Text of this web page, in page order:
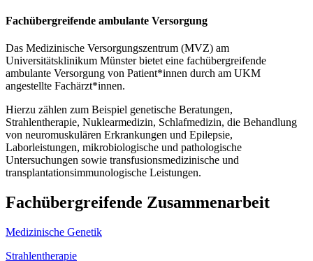
Fachübergreifende ambulante Versorgung
Das Medizinische Versorgungszentrum (MVZ) am
Universitätsklinikum Münster bietet eine fachübergreifende
ambulante Versorgung von Patient*innen durch am UKM
angestellte Fachärzt*innen.
Hierzu zählen zum Beispiel genetische Beratungen,
Strahlentherapie, Nuklearmedizin, Schlafmedizin, die Behandlung
von neuromuskulären Erkrankungen und Epilepsie,
Laborleistungen, mikrobiologische und pathologische
Untersuchungen sowie transfusionsmedizinische und
transplantationsimmunologische Leistungen.
Fachübergreifende Zusammenarbeit
Medizinische Genetik
Strahlentherapie